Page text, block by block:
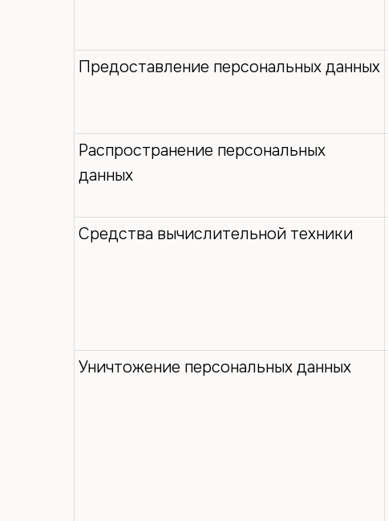
Предоставление персональных данных
Распространение персональных
данных
Средства вычислительной техники
Уничтожение персональных данных